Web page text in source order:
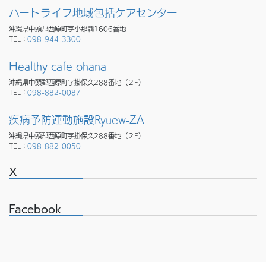
ハートライフ地域包括ケアセンター
沖縄県中頭郡西原町字小那覇1606番地
TEL： 098-944-3300
Healthy cafe ohana
沖縄県中頭郡西原町字掛保久288番地（２F）
TEL： 098-882-0087
疾病予防運動施設Ryuew-ZA
沖縄県中頭郡西原町字掛保久288番地（２F）
TEL： 098-882-0050
X
Facebook